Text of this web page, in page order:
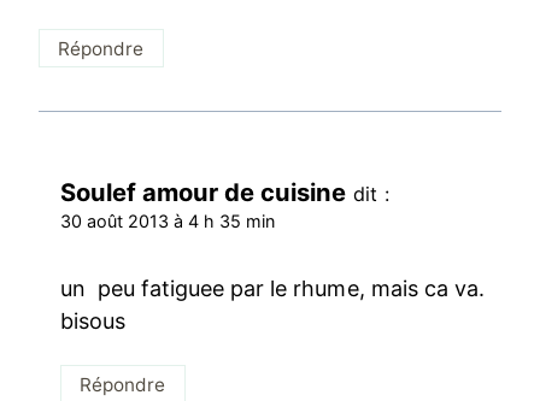
Répondre
Soulef amour de cuisine dit :
30 août 2013 à 4 h 35 min
un peu fatiguee par le rhume, mais ca va.
bisous
Répondre